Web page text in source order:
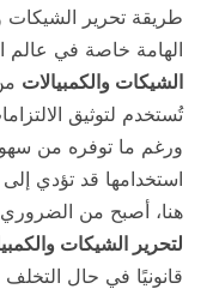
طريقة تحرير الشيكات
الهامة خاصة في عالم
الشيكات والكمبيالات
تُستخدم لتوثيق
ورغم ما توفره من
استخدامها قد تؤدي
هنا، أصبح من
لتحرير الشيكات
قانونيًا في حال